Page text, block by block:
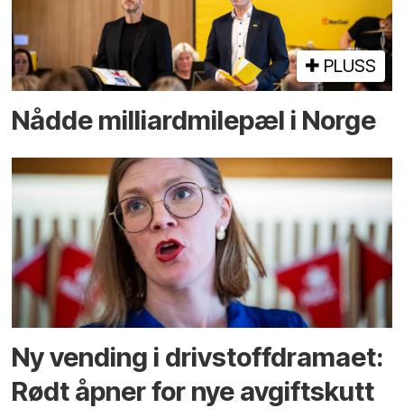
PLUSS
Nådde milliard­­milepæl i Norge
Ny vending i drivstoffdramaet:
Rødt åpner for nye avgiftskutt